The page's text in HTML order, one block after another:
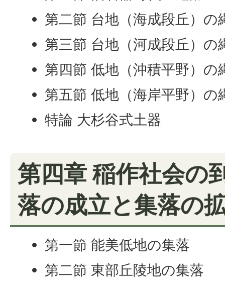
第二節 台地（海成段丘）の
第三節 台地（河成段丘）の
第四節 低地（沖積平野）の
第五節 低地（海岸平野）の
特論 大杉谷式土器
第四章 稲作社会の
落の成立と集落の
第一節 能美低地の集落
第二節 東部丘陵地の集落